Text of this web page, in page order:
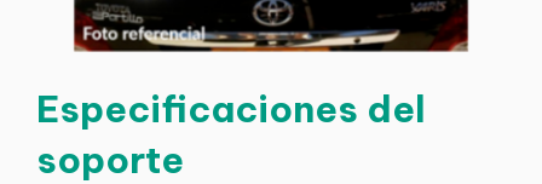
Especificaciones del
soporte